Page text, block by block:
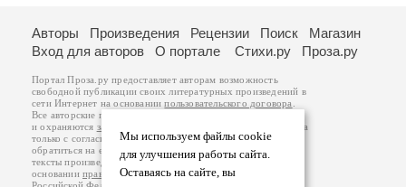
Мы используем файлы cookie
для улучшения работы сайта.
Оставаясь на сайте, вы
Авторы Произведения Рецензии Поиск
Магазин
Вход для авторов
О портале Стихи.ру Проза.ру
Портал Проза.ру предоставляет авторам возможность
свободной публикации своих литературных произведений в
сети Интернет на основаниипользовательского договора
Все авторские права на произведения принадлежат авторам
и охраняются законом
. Перепечатка произведений возможна
только с согласия его автора, к которому вы можете
обратиться на его авторской странице. Ответственность за
тексты произведений авторы несут самостоятельно на
основанииправил публикацииизаконодательства